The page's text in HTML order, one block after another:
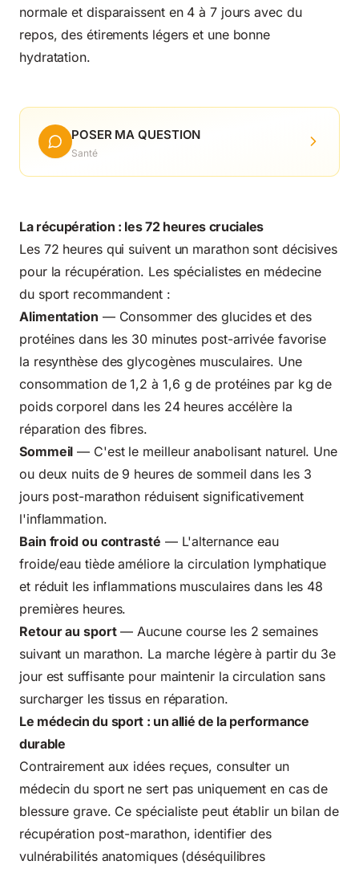
normale et disparaissent en 4 à 7 jours avec du
repos, des étirements légers et une bonne
hydratation.
POSER MA QUESTION
Santé
La récupération : les 72 heures cruciales
Les 72 heures qui suivent un marathon sont décisives
pour la récupération. Les spécialistes en médecine
du sport recommandent :
Alimentation — Consommer des glucides et des
protéines dans les 30 minutes post-arrivée favorise
la resynthèse des glycogènes musculaires. Une
consommation de 1,2 à 1,6 g de protéines par kg de
poids corporel dans les 24 heures accélère la
réparation des fibres.
Sommeil — C'est le meilleur anabolisant naturel. Une
ou deux nuits de 9 heures de sommeil dans les 3
jours post-marathon réduisent significativement
l'inflammation.
Bain froid ou contrasté — L'alternance eau
froide/eau tiède améliore la circulation lymphatique
et réduit les inflammations musculaires dans les 48
premières heures.
Retour au sport— Aucune course les 2 semaines
suivant un marathon. La marche légère à partir du 3e
jour est suffisante pour maintenir la circulation sans
surcharger les tissus en réparation.
Le médecin du sport : un allié de la performance
durable
Contrairement aux idées reçues, consulter un
médecin du sport ne sert pas uniquement en cas de
blessure grave. Ce spécialiste peut établir un bilan de
récupération post-marathon, identifier des
vulnérabilités anatomiques (déséquilibres